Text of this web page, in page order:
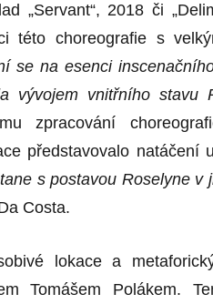
„Servant“, 2018 či
této choreografie s
se na esenci
vývojem vnitřního stavu
zpracování
představovalo natáčení
s postavou Roselyne v
Costa.
lokace a
Tomášem Polákem.